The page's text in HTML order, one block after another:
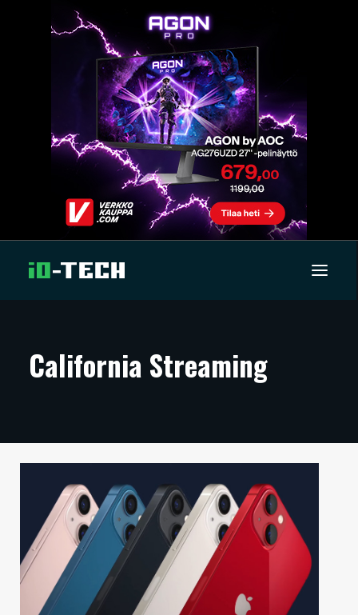
ARTIKKELIT
TECHBBS
HINTA.FI
KAUPPA
VAIHDA TEEMA
California Streaming